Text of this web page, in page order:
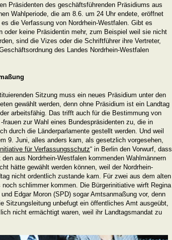
Präsidenten des geschäftsführenden Präsidiums aus
Wahlperiode, die am 8.6. um 24 Uhr endete, eröffnet
die Verfassung von Nordrhein-Westfalen. Gibt es
oder keine Präsidentin mehr, zum Beispiel weil sie nicht
sind die Vizes oder die Schriftführer ihre Vertreter,
des Landes Nordrhein-Westfalen
Sitzung muss ein neues Präsidium unter den
gewählt werden, denn ohne Präsidium ist ein Landtag
arbeitsfähig. Das trifft auch für die Bestimmung von
frauen zur Wahl eines Bundespräsidenten zu, die in
durch die Länderparlamente gestellt werden. Und weil
9. Juni, alles anders kam, als gesetzlich vorgesehen,
für Verfassungsschutz“ in Berlin den Vorwurf, dass
aus Nordrhein-Westfalen kommenden Wahlmännern
hätte gewählt werden können, weil der Nordrhein-
nicht ordentlich zustande kam. Für zwei aus dem alten
noch schlimmer kommen. Die Bürgerinitiative wirft Regina
Edgar Moron (SPD) sogar Amtsanmaßung vor, denn
Sitzungsleitung unbefugt ein öffentliches Amt ausgeübt,
nicht ermächtigt waren, weil ihr Landtagsmandat zu